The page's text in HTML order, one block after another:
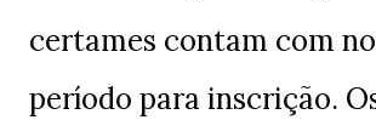
certames contam com
período para inscrição.